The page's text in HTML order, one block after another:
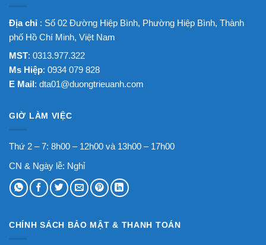
Địa chỉ : Số 02 Đường Hiệp Bình, Phường Hiệp Bình, Thành
phố Hồ Chí Minh, Việt Nam
MST: 0313.977.322
Ms Hiệp: 0934 079 828
E Mail: dta01@duongtrieuanh.com
GIỜ LÀM VIỆC
Thứ 2 – 7: 8h00 – 12h00 và 13h00 – 17h00
CN & Ngày lễ: Nghỉ
CHÍNH SÁCH BẢO MẬT & THANH TOÁN